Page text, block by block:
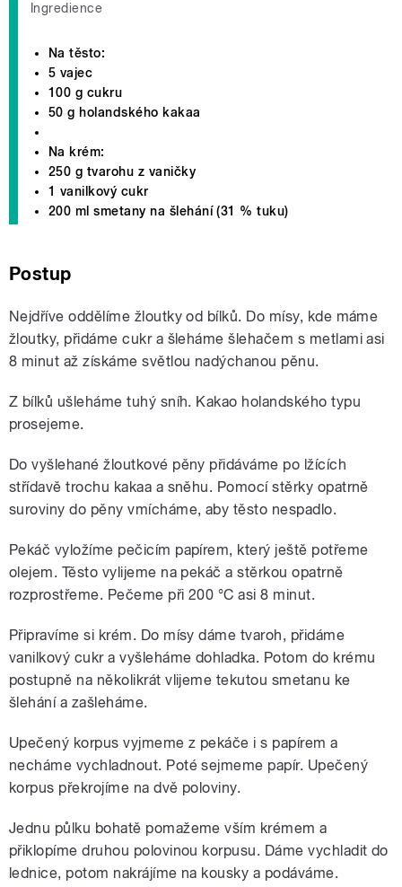
Ingredience
Na těsto:
5 vajec
100 g cukru
50 g holandského kakaa
Na krém:
250 g tvarohu z vaničky
1 vanilkový cukr
200 ml smetany na šlehání (31 % tuku)
Postup
Nejdříve oddělíme žloutky od bílků. Do mísy, kde máme
žloutky, přidáme cukr a šleháme šlehačem s metlami asi
8 minut až získáme světlou nadýchanou pěnu.
Z bílků ušleháme tuhý sníh. Kakao holandského typu
prosejeme.
Do vyšlehané žloutkové pěny přidáváme po lžících
střídavě trochu kakaa a sněhu. Pomocí stěrky opatrně
suroviny do pěny vmícháme, aby těsto nespadlo.
Pekáč vyložíme pečicím papírem, který ještě potřeme
olejem. Těsto vylijeme na pekáč a stěrkou opatrně
rozprostřeme. Pečeme při 200 °C asi 8 minut.
Připravíme si krém. Do mísy dáme tvaroh, přidáme
vanilkový cukr a vyšleháme dohladka. Potom do krému
postupně na několikrát vlijeme tekutou smetanu ke
šlehání a zašleháme.
Upečený korpus vyjmeme z pekáče i s papírem a
necháme vychladnout. Poté sejmeme papír. Upečený
korpus překrojíme na dvě poloviny.
Jednu půlku bohatě pomažeme vším krémem a
přiklopíme druhou polovinou korpusu. Dáme vychladit do
lednice, potom nakrájíme na kousky a podáváme.